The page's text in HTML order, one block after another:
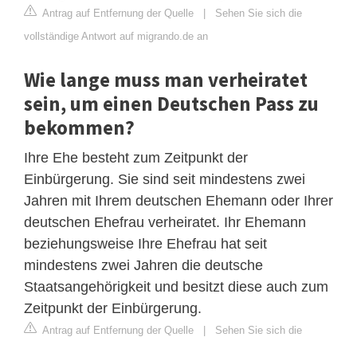
Antrag auf Entfernung der Quelle | Sehen Sie sich die
vollständige Antwort auf migrando.de an
Wie lange muss man verheiratet
sein, um einen Deutschen Pass zu
bekommen?
Ihre Ehe besteht zum Zeitpunkt der
Einbürgerung. Sie sind seit mindestens zwei
Jahren mit Ihrem deutschen Ehemann oder Ihrer
deutschen Ehefrau verheiratet. Ihr Ehemann
beziehungsweise Ihre Ehefrau hat seit
mindestens zwei Jahren die deutsche
Staatsangehörigkeit und besitzt diese auch zum
Zeitpunkt der Einbürgerung.
Antrag auf Entfernung der Quelle | Sehen Sie sich die